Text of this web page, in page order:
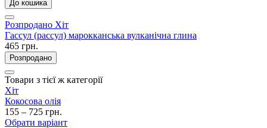
До кошика
Розпродано Хіт
Гассул (рассул) марокканська вулканічна глина
465 грн.
Розпродано
Товари з тієї ж категорії
Хіт
Кокосова олія
155 – 725 грн.
Обрати варіант